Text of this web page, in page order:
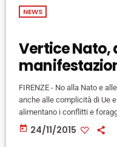
NEWS
Vertice
FIRENZE - No alla Nato e
anche alle complicità di Ue
alimentano i conflitti e
Alla viglia della due giorni
Mediterraneo e Medio
today 24/11/2015